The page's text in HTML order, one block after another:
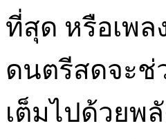
ที่สุด หรือเพ
ดนตรีสดจะช่
เต็มไปด้วยพ